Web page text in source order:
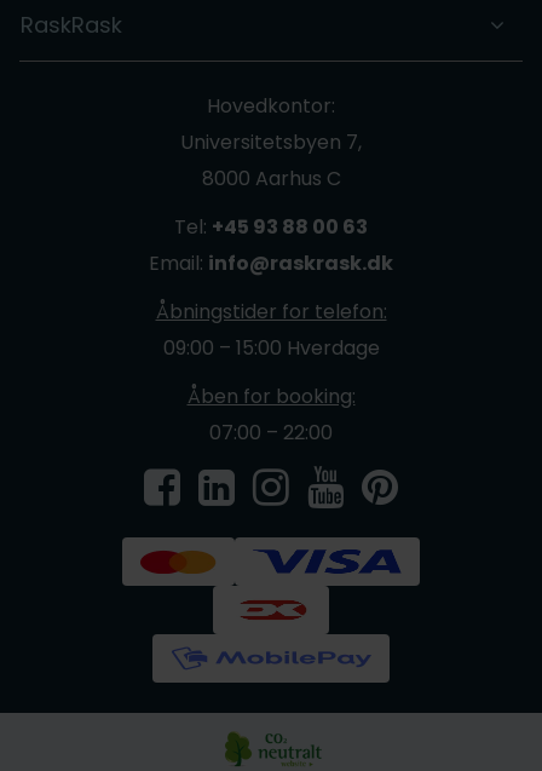
RaskRask
Hovedkontor:
Universitetsbyen 7,
8000 Aarhus C
Tel: +45 93 88 00 63
Email: info@raskrask.dk
Åbningstider for telefon:
09:00 – 15:00 Hverdage
Åben for booking:
07:00 – 22:00